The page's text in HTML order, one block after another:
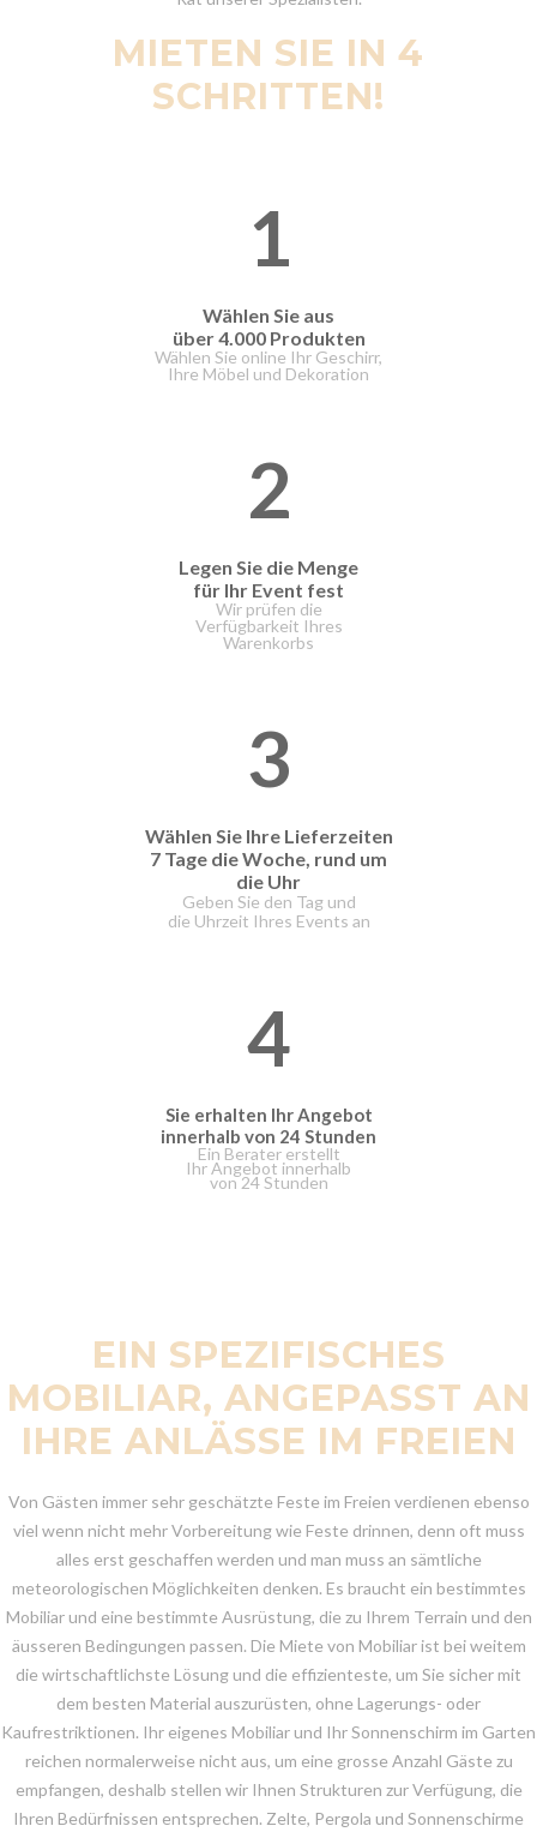
MIETEN SIE IN 4
SCHRITTEN!
1
Wählen Sie aus
über 4.000 Produkten
Wählen Sie online Ihr Geschirr,
Ihre Möbel und Dekoration
2
Legen Sie die Menge
für Ihr Event fest
Wir prüfen die
Verfügbarkeit Ihres
Warenkorbs
3
Wählen Sie Ihre Lieferzeiten
7 Tage die Woche, rund um
die Uhr
Geben Sie den Tag und
die Uhrzeit Ihres Events an
4
Sie erhalten Ihr Angebot
innerhalb von 24 Stunden
Ein Berater erstellt
Ihr Angebot innerhalb
von 24 Stunden
EIN SPEZIFISCHES
MOBILIAR, ANGEPASST AN
IHRE ANLÄSSE IM FREIEN
Von Gästen immer sehr geschätzte Feste im Freien verdienen ebenso
viel wenn nicht mehr Vorbereitung wie Feste drinnen, denn oft muss
alles erst geschaffen werden und man muss an sämtliche
meteorologischen Möglichkeiten denken. Es braucht ein bestimmtes
Mobiliar und eine bestimmte Ausrüstung, die zu Ihrem Terrain und den
äusseren Bedingungen passen. Die Miete von Mobiliar ist bei weitem
die wirtschaftlichste Lösung und die effizienteste, um Sie sicher mit
dem besten Material auszurüsten, ohne Lagerungs- oder
Kaufrestriktionen. Ihr eigenes Mobiliar und Ihr Sonnenschirm im Garten
reichen normalerweise nicht aus, um eine grosse Anzahl Gäste zu
empfangen, deshalb stellen wir Ihnen Strukturen zur Verfügung, die
Ihren Bedürfnissen entsprechen. Zelte, Pergola und Sonnenschirme